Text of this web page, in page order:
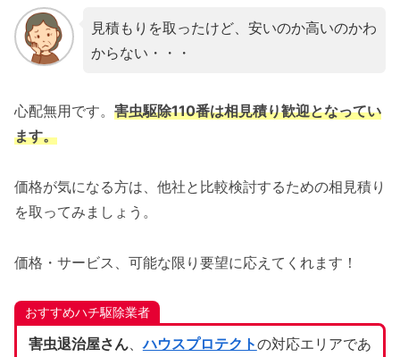
見積もりを取ったけど、安いのか高いのかわ
からない・・・
心配無用です。 害虫駆除110番は相見積り歓迎となってい
ます。
価格が気になる方は、他社と比較検討するための相見積り
を取ってみましょう。
価格・サービス、可能な限り要望に応えてくれます！
おすすめハチ駆除業者
害虫退治屋さん、ハウスプロテクトの対応エリアであ